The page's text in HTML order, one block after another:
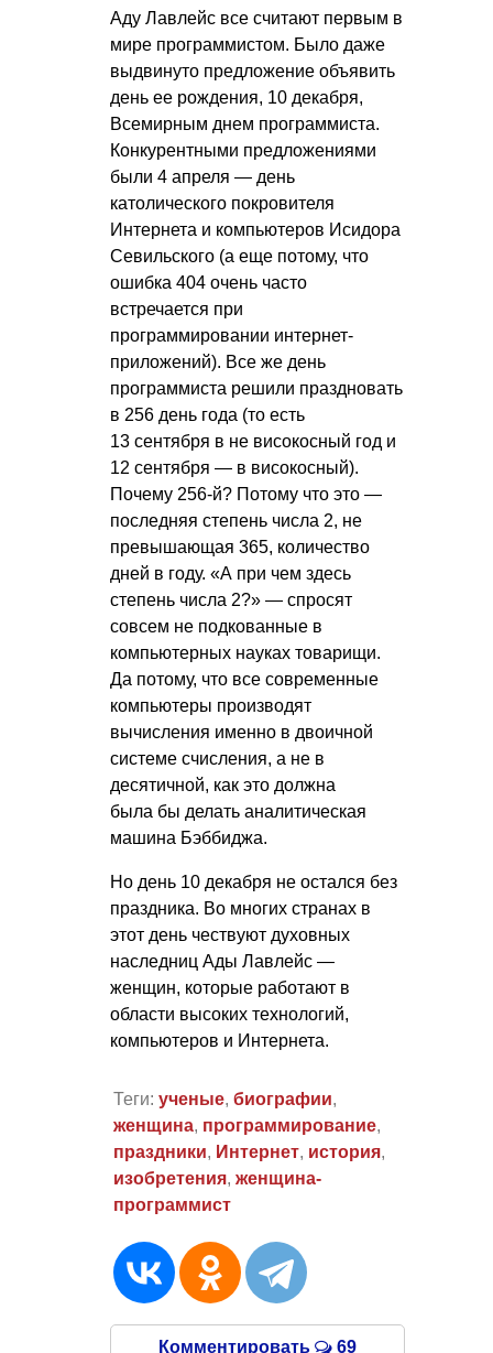
Аду Лавлейс все считают первым в
мире программистом. Было даже
выдвинуто предложение объявить
день ее рождения, 10 декабря,
Всемирным днем программиста.
Конкурентными предложениями
были 4 апреля — день
католического покровителя
Интернета и компьютеров Исидора
Севильского (а еще потому, что
ошибка 404 очень часто
встречается при
программировании интернет-
приложений). Все же день
программиста решили праздновать
в 256 день года (то есть
13 сентября в не високосный год и
12 сентября — в високосный).
Почему 256-й? Потому что это —
последняя степень числа 2, не
превышающая 365, количество
дней в году. «А при чем здесь
степень числа 2?» — спросят
совсем не подкованные в
компьютерных науках товарищи.
Да потому, что все современные
компьютеры производят
вычисления именно в двоичной
системе счисления, а не в
десятичной, как это должна
была бы делать аналитическая
машина Бэббиджа.
Но день 10 декабря не остался без
праздника. Во многих странах в
этот день чествуют духовных
наследниц Ады Лавлейс —
женщин, которые работают в
области высоких технологий,
компьютеров и Интернета.
Теги: ученые, биографии,
женщина, программирование,
праздники, Интернет, история,
изобретения, женщина-
программист
Комментировать 69